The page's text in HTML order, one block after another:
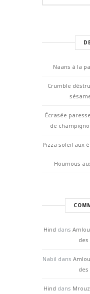
Naans à la
Crumble
Écrasée
de
Pizza soleil aux
Houmous
Hind dans
des
Nabil dans
des
Hind dans